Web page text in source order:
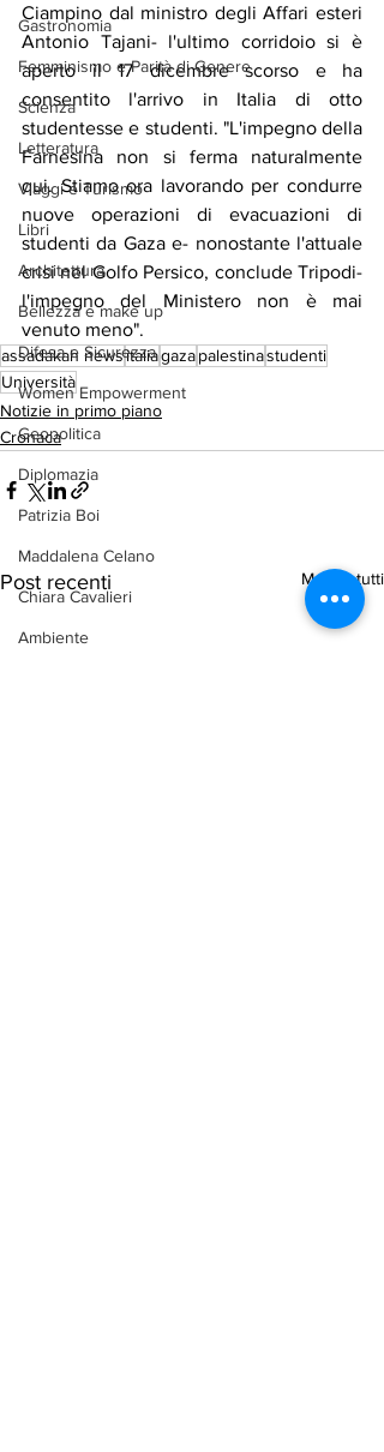
Gastronomia
Femminismo e Parità di Genere
Scienza
Letteratura
Viaggi e Turismo
Libri
Architettura
Bellezza e make up
Difesa e Sicurezza
Women Empowerment
Geopolitica
Diplomazia
Patrizia Boi
Maddalena Celano
Chiara Cavalieri
Ambiente
Ciampino dal ministro degli Affari esteri
Antonio Tajani- l'ultimo corridoio si è
aperto il 17 dicembre scorso e ha
consentito l'arrivo in Italia di otto
studentesse e studenti. "L'impegno della
Farnesina non si ferma naturalmente
qui. Stiamo ora lavorando per condurre
nuove operazioni di evacuazioni di
studenti da Gaza e- nonostante l'attuale
crisi nel Golfo Persico, conclude Tripodi-
l'impegno del Ministero non è mai
venuto meno".
assadakah newsitaliagazapalestinastudenti
Università
Notizie in primo piano
Cronaca
Post recenti Mostra tutti